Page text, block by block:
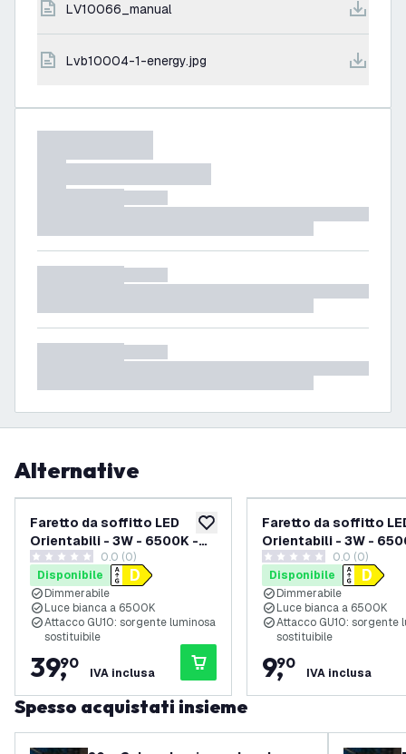
LV10066_manual
lvb10004-1-energy.jpg
Alternative
aggiungi alla lista desideri
Faretto da soffitto LED
Orientabili - 3W - 6500K -
Bianca - 4 Posti - Attacco
GU10
0 stelle di valutazione
0.0 (0)
Disponibile
Dimmerabile
Luce bianca a 6500K
Attacco GU10: sorgente luminosa
sostituibile
39,
90
IVA inclusa
Faretto da soffitto
Orientabili - 3W -
Bianca - Attacco
0 stelle di valutazione
0.0 (0)
Disponibile
Dimmerabile
Luce bianca a 6500K
Attacco GU10: sorgente
sostituibile
9,
90
IVA inclusa
Spesso acquistati insieme